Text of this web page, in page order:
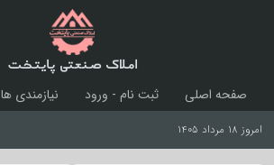
املاک صنعتی پایتخت
صفحه اصلی ثبت نام - ورود نیازمندی ها
امروز ۱۸ مرداد ۱۴۰۵